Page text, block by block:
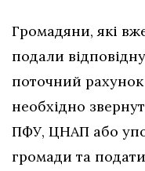
Громадяни, які
подали
поточний рахунок
необхідно
ПФУ, ЦНАП або
громади та